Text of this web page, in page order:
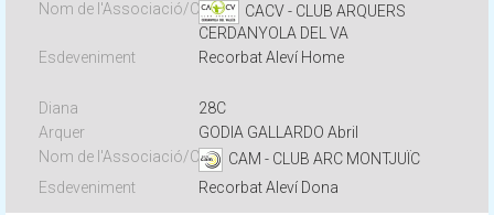
CACV - CLUB ARQUERS
CERDANYOLA DEL VA
Recorbat Aleví Home
28C
GODIA GALLARDO Abril
CAM - CLUB ARC MONTJUÏC
Recorbat Aleví Dona